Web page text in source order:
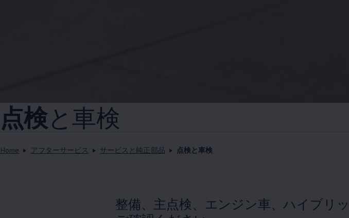
点検と車検
Home アフターサービス サービスと純正部品 点検と車検
整備、主点検、エンジン車、ハイブリ